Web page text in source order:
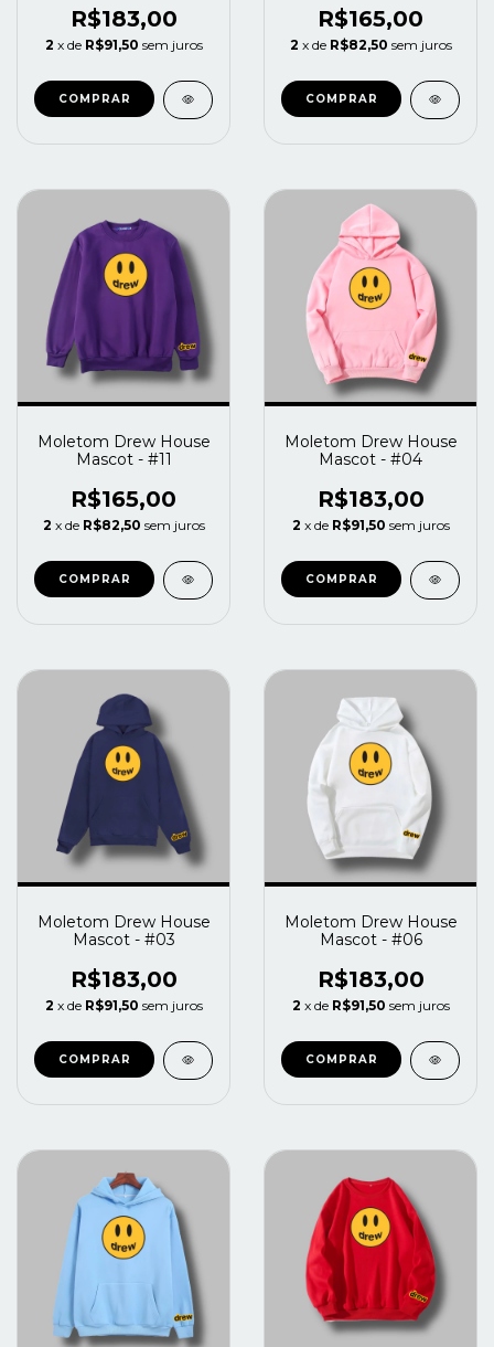
R$183,00
2 x de R$91,50 sem juros
COMPRAR
R$165,00
2 x de R$82,50 sem juros
COMPRAR
Moletom Drew House
Mascot - #11
R$165,00
2 x de R$82,50 sem juros
COMPRAR
Moletom Drew House
Mascot - #04
R$183,00
2 x de R$91,50 sem juros
COMPRAR
Moletom Drew House
Mascot - #03
R$183,00
2 x de R$91,50 sem juros
COMPRAR
Moletom Drew House
Mascot - #06
R$183,00
2 x de R$91,50 sem juros
COMPRAR